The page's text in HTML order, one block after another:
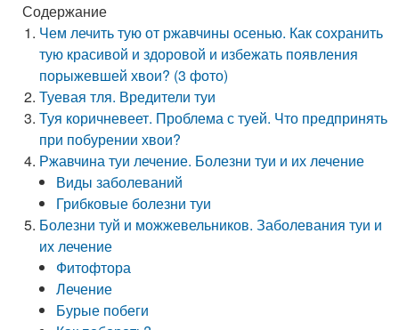
Содержание
Чем лечить тую от ржавчины осенью. Как сохранить
тую красивой и здоровой и избежать появления
порыжевшей хвои? (3 фото)
Туевая тля. Вредители туи
Туя коричневеет. Проблема с туей. Что предпринять
при побурении хвои?
Ржавчина туи лечение. Болезни туи и их лечение
Виды заболеваний
Грибковые болезни туи
Болезни туй и можжевельников. Заболевания туи и
их лечение
Фитофтора
Лечение
Бурые побеги